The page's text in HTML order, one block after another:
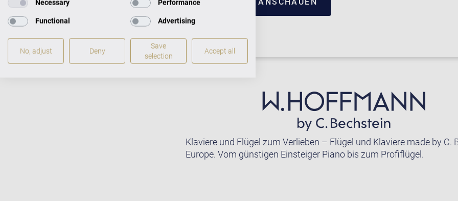
Klaviere und Flügel zum Verlieben – Flügel und Klaviere made by C.
Europe. Vom günstigen Einsteiger Piano bis zum Profiflügel.
Necessary Performance
Functional Advertising
No, adjust Deny
Save
selection
Accept all